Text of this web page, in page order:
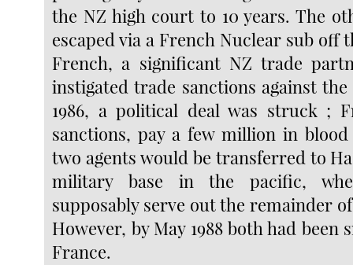
the NZ high court to 10 years. The
escaped via a French Nuclear sub off
French, a significant NZ trade
instigated trade sanctions against
1986, a political deal was struck ;
sanctions, pay a few million in
two agents would be transferred to
military base in the pacific,
supposably serve out the remainder
However, by May 1988 both had been
France.